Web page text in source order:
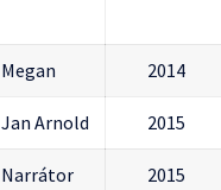
Megan 2014
Jan Arnold 2015
Narrátor 2015